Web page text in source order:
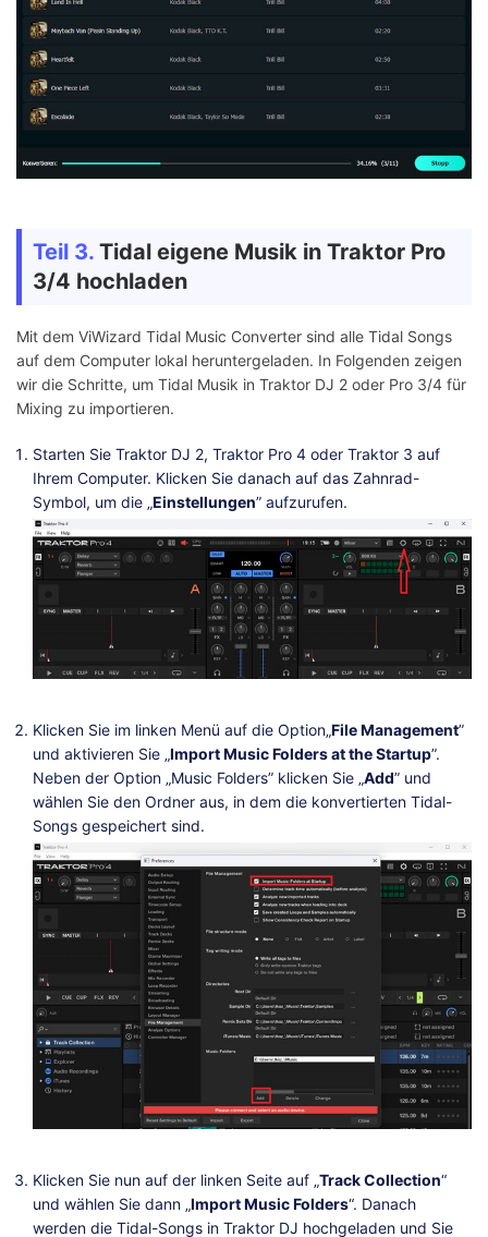
Teil 3. Tidal eigene Musik in Traktor Pro
3/4 hochladen
Mit dem ViWizard Tidal Music Converter sind alle Tidal Songs
auf dem Computer lokal heruntergeladen. In Folgenden zeigen
wir die Schritte, um Tidal Musik in Traktor DJ 2 oder Pro 3/4 für
Mixing zu importieren.
Starten Sie Traktor DJ 2, Traktor Pro 4 oder Traktor 3 auf
Ihrem Computer. Klicken Sie danach auf das Zahnrad-
Symbol, um die „Einstellungen” aufzurufen.
Klicken Sie im linken Menü auf die Option„File Management”
und aktivieren Sie „Import Music Folders at the Startup”.
Neben der Option „Music Folders” klicken Sie „Add” und
wählen Sie den Ordner aus, in dem die konvertierten Tidal-
Songs gespeichert sind.
Klicken Sie nun auf der linken Seite auf „Track Collection“
und wählen Sie dann „Import Music Folders“. Danach
werden die Tidal-Songs in Traktor DJ hochgeladen und Sie